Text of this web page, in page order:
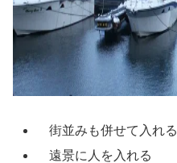
街並みも併せて入れる
遠景に人を入れる